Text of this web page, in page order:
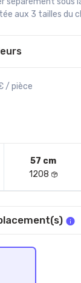
aux 3 tailles du
/ pièce
57 cm
1208